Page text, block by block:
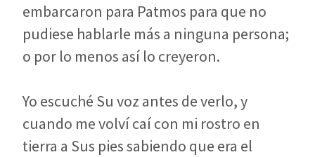
embarcaron para Patmos para que no
pudiese hablarle más a ninguna persona;
o por lo menos así lo creyeron.
Yo escuché Su voz antes de verlo, y
cuando me volví caí con mi rostro en
tierra a Sus pies sabiendo que era el